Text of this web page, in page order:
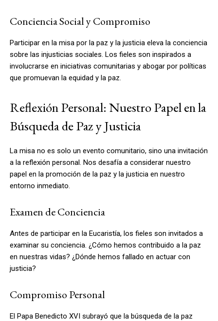
Conciencia Social y Compromiso
Participar en la misa por la paz y la justicia eleva la conciencia
sobre las injusticias sociales. Los fieles son inspirados a
involucrarse en iniciativas comunitarias y abogar por políticas
que promuevan la equidad y la paz.
Reflexión Personal: Nuestro Papel en la
Búsqueda de Paz y Justicia
La misa no es solo un evento comunitario, sino una invitación
a la reflexión personal. Nos desafía a considerar nuestro
papel en la promoción de la paz y la justicia en nuestro
entorno inmediato.
Examen de Conciencia
Antes de participar en la Eucaristía, los fieles son invitados a
examinar su conciencia. ¿Cómo hemos contribuido a la paz
en nuestras vidas? ¿Dónde hemos fallado en actuar con
justicia?
Compromiso Personal
El Papa Benedicto XVI subrayó que la búsqueda de la paz